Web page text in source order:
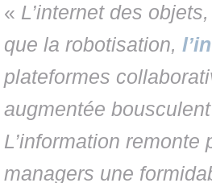
« L’internet des
que la robotisation,
plateformes
augmentée
L’information
managers une